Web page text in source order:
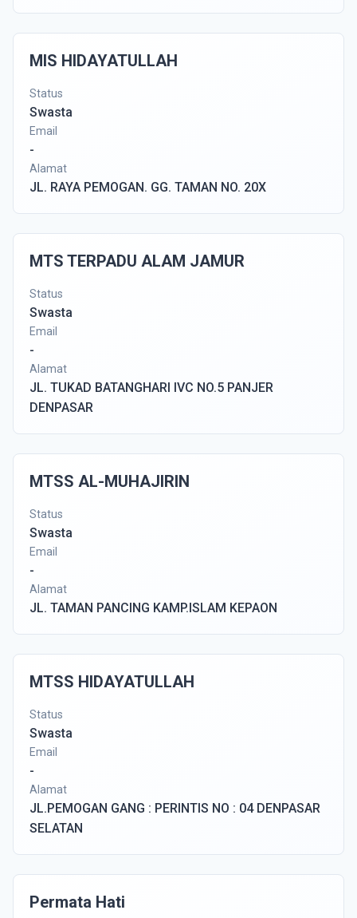
MIS HIDAYATULLAH
Status
Swasta
Email
-
Alamat
JL. RAYA PEMOGAN. GG. TAMAN NO. 20X
MTS TERPADU ALAM JAMUR
Status
Swasta
Email
-
Alamat
JL. TUKAD BATANGHARI IVC NO.5 PANJER
DENPASAR
MTSS AL-MUHAJIRIN
Status
Swasta
Email
-
Alamat
JL. TAMAN PANCING KAMP.ISLAM KEPAON
MTSS HIDAYATULLAH
Status
Swasta
Email
-
Alamat
JL.PEMOGAN GANG : PERINTIS NO : 04 DENPASAR
SELATAN
Permata Hati